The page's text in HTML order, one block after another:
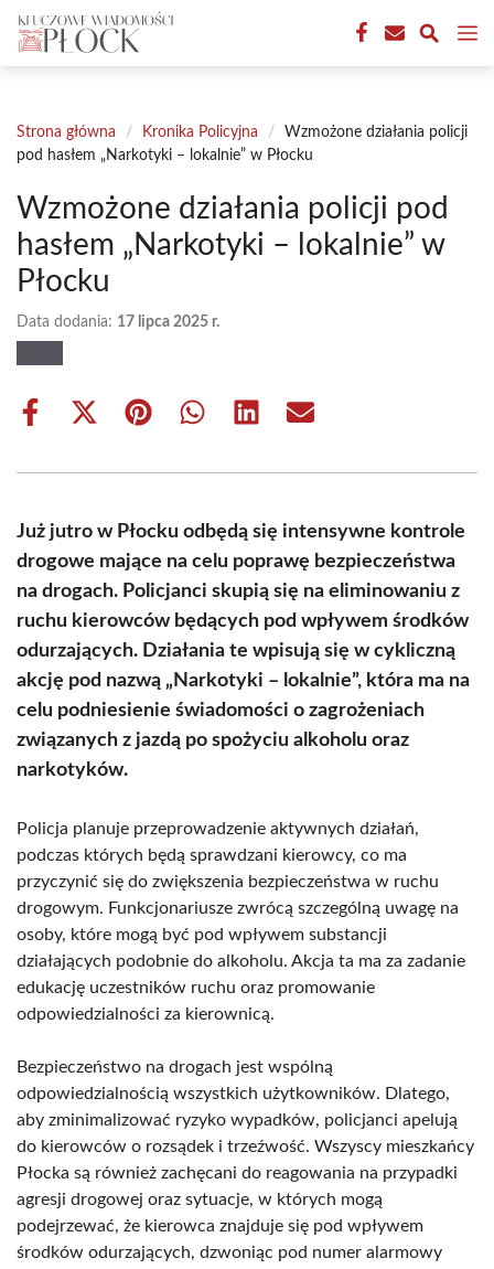
Przejdź
treści
Strona główna / Kronika Policyjna /
Wzmożone działania policji
pod hasłem „Narkotyki – lokalnie” w Płocku
Wzmożone działania policji pod
hasłem „Narkotyki – lokalnie” w
Płocku
Data dodania: 17 lipca 2025 r.
Share
Share
(Twitter)
Share Share Share Share
Już jutro w Płocku odbędą się intensywne kontrole
drogowe mające na celu poprawę bezpieczeństwa
na drogach. Policjanci skupią się na eliminowaniu z
ruchu kierowców będących pod wpływem środków
odurzających. Działania te wpisują się w cykliczną
akcję pod nazwą „Narkotyki – lokalnie”, która ma na
celu podniesienie świadomości o zagrożeniach
związanych z jazdą po spożyciu alkoholu oraz
narkotyków.
Policja planuje przeprowadzenie aktywnych działań,
podczas których będą sprawdzani kierowcy, co ma
przyczynić się do zwiększenia bezpieczeństwa w ruchu
drogowym. Funkcjonariusze zwrócą szczególną uwagę na
osoby, które mogą być pod wpływem substancji
działających podobnie do alkoholu. Akcja ta ma za zadanie
edukację uczestników ruchu oraz promowanie
odpowiedzialności za kierownicą.
Bezpieczeństwo na drogach jest wspólną
odpowiedzialnością wszystkich użytkowników. Dlatego,
aby zminimalizować ryzyko wypadków, policjanci apelują
do kierowców o rozsądek i trzeźwość. Wszyscy mieszkańcy
Płocka są również zachęcani do reagowania na przypadki
agresji drogowej oraz sytuacje, w których mogą
podejrzewać, że kierowca znajduje się pod wpływem
środków odurzających, dzwoniąc pod numer alarmowy